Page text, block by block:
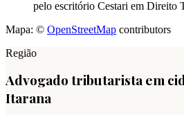
pelo escritório Cestari em Direito
Mapa: © OpenStreetMap contributors
Região
Advogado tributarista em
Itarana